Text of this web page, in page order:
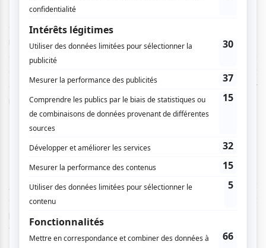
« Mon rôle, c’est de créer ce spectacle-là à tous les
niveaux [c’est-à-dire] les éclairages, les décors, les
chorégraphies… » Elle avance aussi devoir s’assurer de la
et que les jeunes « se sentent à l’aise de sortir de leur
monde. »
Une expérience formatrice
Jamais Trop Tôt s’impose comme le plus grand projet
culturel musical pancanadien pour les 14 à 17 ans et
francophone.